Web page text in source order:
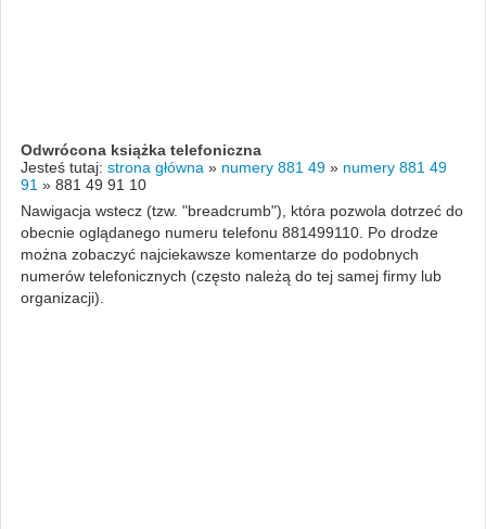
Odwrócona książka telefoniczna
Jesteś tutaj: strona główna » numery 881 49 » numery 881 49
91 » 881 49 91 10
Nawigacja wstecz (tzw. "breadcrumb"), która pozwola dotrzeć do
obecnie oglądanego numeru telefonu 881499110. Po drodze
można zobaczyć najciekawsze komentarze do podobnych
numerów telefonicznych (często należą do tej samej firmy lub
organizacji).